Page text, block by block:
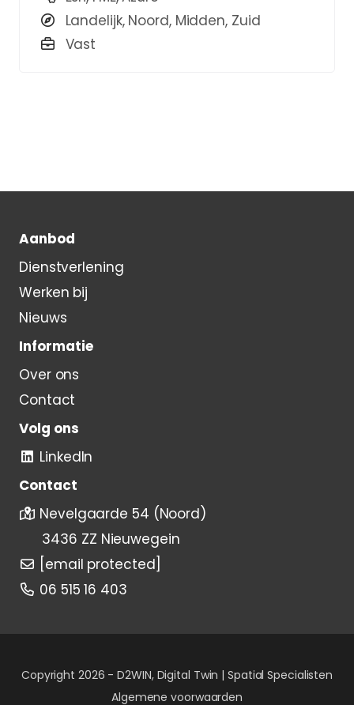
Landelijk, Noord, Midden, Zuid
Vast
Aanbod
Dienstverlening
Werken bij
Nieuws
Informatie
Over ons
Contact
Volg ons
LinkedIn
Contact
Nevelgaarde 54 (Noord)
3436 ZZ Nieuwegein
[email protected]
06 515 16 403
Copyright 2026 -D2WIN, Digital Twin | Spatial Specialisten
Algemene voorwaarden